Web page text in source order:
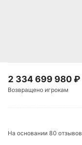
2 334 699 980₽
Возвращено игрокам
На основании 80 отзывов